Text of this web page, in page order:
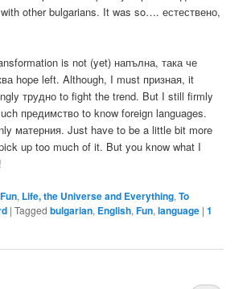
other bulgarians. It was so…. естествено,
is not (yet) напълна, така че
hope left. Although, I must призная, it
трудно to fight the trend. But I still firmly
предимство to know foreign languages.
матерния. Just have to be a little bit more
up too much of it. But you know what I
Fun, Life, the Universe and Everything,To
|Tagged bulgarian, English,Fun,language |1